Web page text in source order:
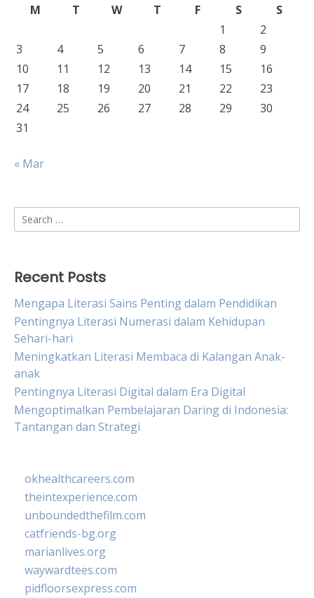
M T W T F S
S
1
2
3
4 5 6 7 8
9
10
11 12 13 14 15
16
17
18 19 20 21 22
23
24
25 26 27 28 29
30
31
« Mar
Search
for:
Recent Posts
Mengapa Literasi Sains Penting dalam Pendidikan
Pentingnya Literasi Numerasi dalam Kehidupan
Sehari-hari
Meningkatkan Literasi Membaca di Kalangan Anak-
anak
Pentingnya Literasi Digital dalam Era Digital
Mengoptimalkan Pembelajaran Daring di Indonesia:
Tantangan dan Strategi
okhealthcareers.com
theintexperience.com
unboundedthefilm.com
catfriends-bg.org
marianlives.org
waywardtees.com
pidfloorsexpress.com